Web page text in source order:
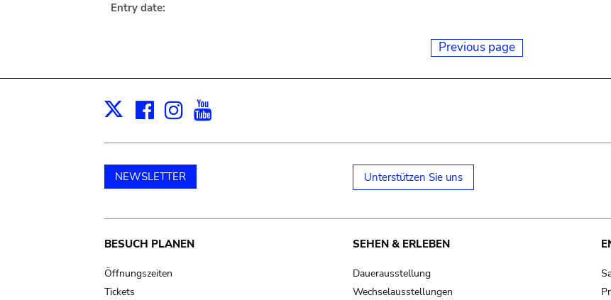
Entry date:
Previous page
X Facebook
Instagram
NEWSLETTER Unterstützen Sie uns
Main
navigation
BESUCH PLANEN
Öffnungszeiten
Tickets
SEHEN & ERLEBEN
Dauerausstellung
Wechselausstellungen